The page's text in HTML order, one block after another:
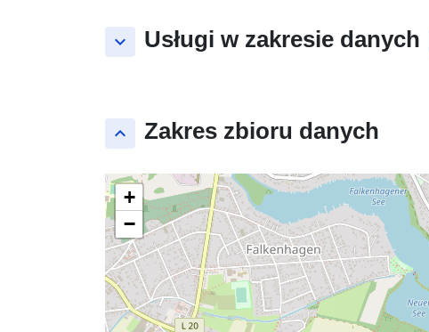
keyboard_arrow_down Usługi w zakresie danych
keyboard_arrow_up Zakres zbioru danych
+
−